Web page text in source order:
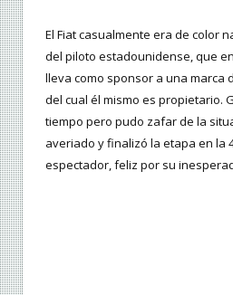
El Fiat casualmente era de color
del piloto estadounidense, que
lleva como sponsor a una marca
del cual él mismo es propietario.
tiempo pero pudo zafar de la
averiado y finalizó la etapa en la
espectador, feliz por su